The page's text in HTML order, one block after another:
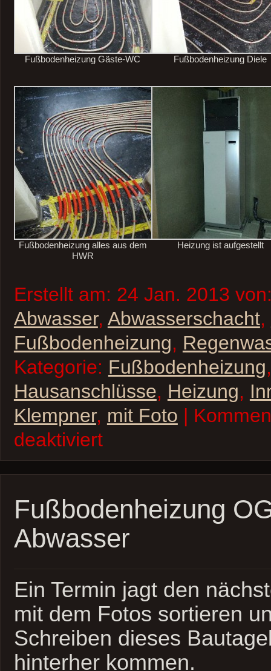
Fußbodenheizung Gäste-WC Fußbodenheizung Diele
Fußbodenheizung alles aus dem
HWR
Heizung ist aufgestellt
Erstellt am: 24 Jan. 2013
Abwasser, Abwasserschacht,
Fußbodenheizung,
Kategorie: Fußbodenheizung
Hausanschlüsse, Heizung,
Klempner, mit Foto |
deaktiviertFußbodenheizung
Abwasser
Fußbodenheizung
Abwasser
Ein Termin jagt den
mit dem Fotos sortieren
Schreiben dieses
hinterher kommen.